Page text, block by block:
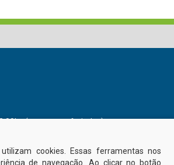
(exceto nos feriados)
cookies. Essas ferramentas nos
de navegação. Ao clicar no botão